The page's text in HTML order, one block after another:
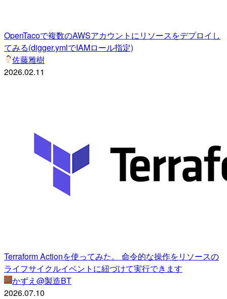
OpenTacoで複数のAWSアカウントにリソースをデプロイし
てみる(digger.ymlでIAMロール指定)
佐藤雅樹
2026.02.11
Terraform Actionを使ってみた。 命令的な操作をリソースの
ライフサイクルイベントに紐づけて実行できます
かずえ@製造BT
2026.07.10